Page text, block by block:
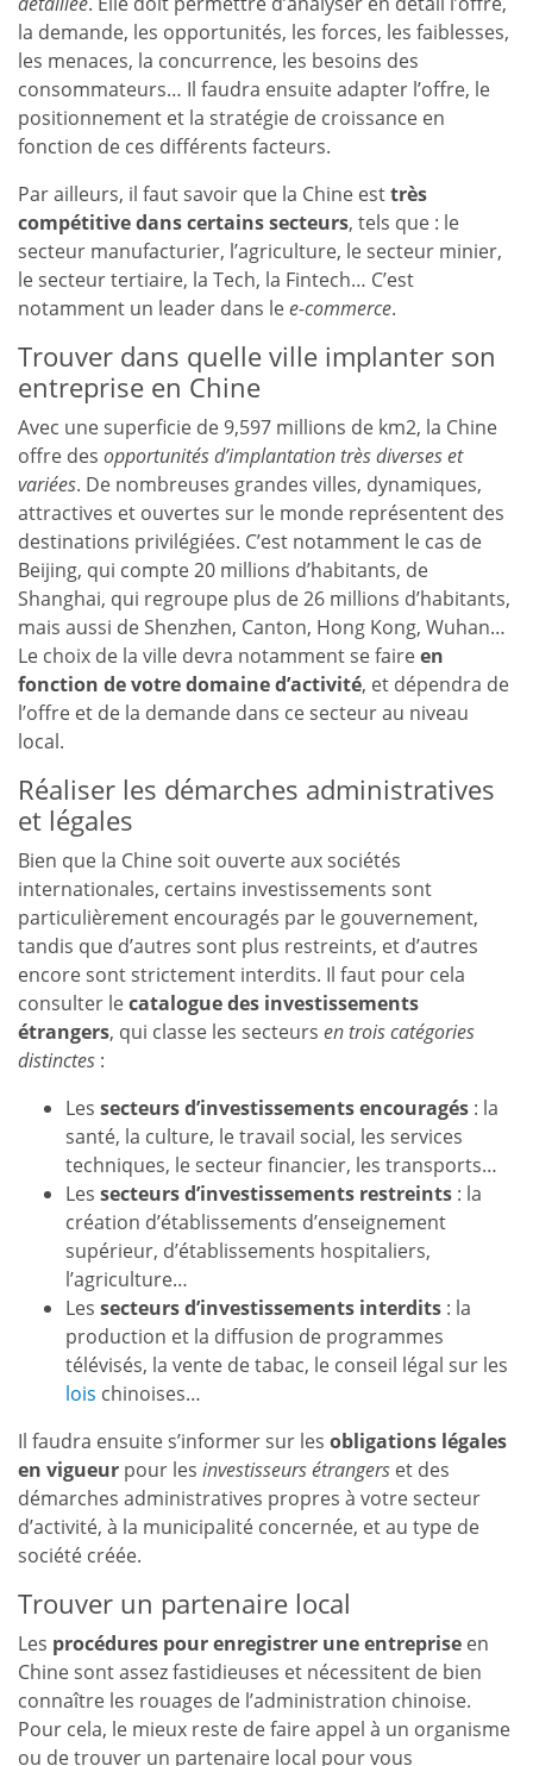
la demande, les opportunités, les forces, les faiblesses,
les menaces, la concurrence, les besoins des
consommateurs… Il faudra ensuite adapter l’offre, le
positionnement et la stratégie de croissance en
fonction de ces différents facteurs.
Par ailleurs, il faut savoir que la Chine esttrès
compétitive dans certains secteurs, tels que : le
secteur manufacturier, l’agriculture, le secteur minier,
le secteur tertiaire, la Tech, la Fintech… C’est
notamment un leader dans lee-commerce.
Trouver dans quelle ville implanter son
entreprise en Chine
Avec une superficie de 9,597 millions de km2, la Chine
offre des opportunités d’implantation très diverses et
variées. De nombreuses grandes villes, dynamiques,
attractives et ouvertes sur le monde représentent des
destinations privilégiées. C’est notamment le cas de
Beijing, qui compte 20 millions d’habitants, de
Shanghai, qui regroupe plus de 26 millions d’habitants,
mais aussi de Shenzhen, Canton, Hong Kong, Wuhan…
Le choix de la ville devra notamment se faireen
fonction de votre domaine d’activité, et dépendra de
l’offre et de la demande dans ce secteur au niveau
local.
Réaliser les démarches administratives
et légales
Bien que la Chine soit ouverte aux sociétés
internationales, certains investissements sont
particulièrement encouragés par le gouvernement,
tandis que d’autres sont plus restreints, et d’autres
encore sont strictement interdits. Il faut pour cela
consulter lecatalogue des investissements
étrangers, qui classe les secteurs en trois catégories
distinctes :
Les secteurs d’investissements encouragés : la
santé, la culture, le travail social, les services
techniques, le secteur financier, les transports…
Les secteurs d’investissements restreints : la
création d’établissements d’enseignement
supérieur, d’établissements hospitaliers,
l’agriculture…
Les secteurs d’investissements interdits : la
production et la diffusion de programmes
télévisés, la vente de tabac, le conseil légal sur les
lois chinoises…
Il faudra ensuite s’informer sur les obligations légales
en vigueur pour les investisseurs étrangers et des
démarches administratives propres à votre secteur
d’activité, à la municipalité concernée, et au type de
société créée.
Trouver un partenaire local
Les procédures pour enregistrer une entreprise en
Chine sont assez fastidieuses et nécessitent de bien
connaître les rouages de l’administration chinoise.
Pour cela, le mieux reste de faire appel à un organisme
ou de trouver un partenaire local pour vous